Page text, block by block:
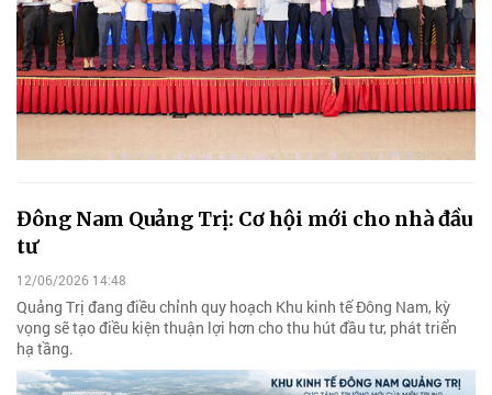
Đông Nam Quảng Trị: Cơ hội mới cho nhà đầu
tư
12/06/2026 14:48
Quảng Trị đang điều chỉnh quy hoạch Khu kinh tế Đông Nam, kỳ
vọng sẽ tạo điều kiện thuận lợi hơn cho thu hút đầu tư, phát triển
hạ tầng.